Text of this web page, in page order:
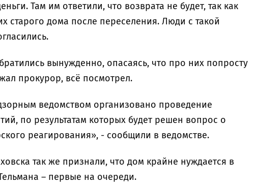
Там им ответили, что возврата не будет, так как
старого дома после переселения. Люди с такой
вынужденно, опасаясь, что про них попросту
прокурор, всё посмотрел.
ведомством организовано проведение
по результатам которых будет решен вопрос о
реагирования», - сообщили в ведомстве.
так же признали, что дом крайне нуждается в
– первые на очереди.